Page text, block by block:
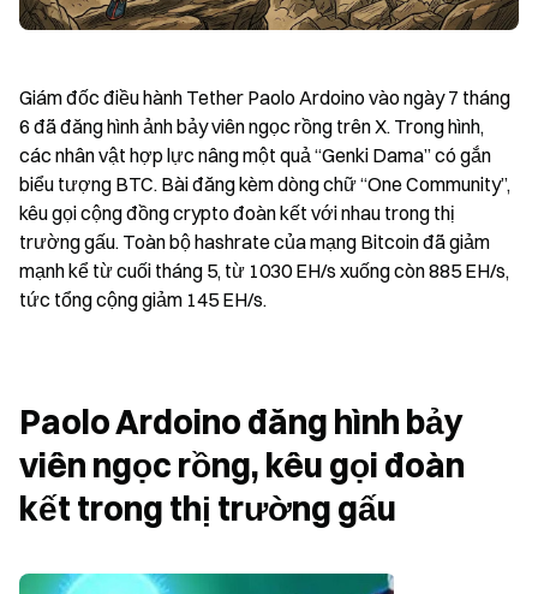
Giám đốc điều hành Tether Paolo Ardoino vào ngày 7 tháng
6 đã đăng hình ảnh bảy viên ngọc rồng trên X. Trong hình,
các nhân vật hợp lực nâng một quả “Genki Dama” có gắn
biểu tượng BTC. Bài đăng kèm dòng chữ “One Community”,
kêu gọi cộng đồng crypto đoàn kết với nhau trong thị
trường gấu. Toàn bộ hashrate của mạng Bitcoin đã giảm
mạnh kể từ cuối tháng 5, từ 1030 EH/s xuống còn 885 EH/s,
tức tổng cộng giảm 145 EH/s.
Paolo Ardoino đăng hình bảy
viên ngọc rồng, kêu gọi đoàn
kết trong thị trường gấu